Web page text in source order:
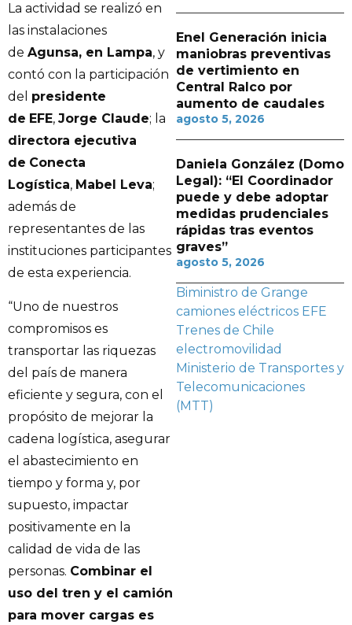
La actividad se realizó en
las instalaciones
de Agunsa, en Lampa, y
contó con la participación
del presidente
de EFE, Jorge Claude; la
directora ejecutiva
de Conecta
Logística, Mabel Leva;
además de
representantes de las
instituciones participantes
de esta experiencia.
“Uno de nuestros
compromisos es
transportar las riquezas
del país de manera
eficiente y segura, con el
propósito de mejorar la
cadena logística, asegurar
el abastecimiento en
tiempo y forma y, por
supuesto, impactar
positivamente en la
calidad de vida de las
personas. Combinar el
uso del tren y el camión
para mover cargas es
Enel Generación inicia
maniobras preventivas
de vertimiento en
Central Ralco por
aumento de caudales
agosto 5, 2026
Daniela González (Domo
Legal): “El Coordinador
puede y debe adoptar
medidas prudenciales
rápidas tras eventos
graves”
agosto 5, 2026
Biministro de Grange
camiones eléctricos EFE
Trenes de Chile
electromovilidad
Ministerio de Transportes y
Telecomunicaciones
(MTT)